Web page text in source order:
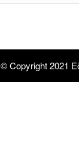
© Copyright 2021